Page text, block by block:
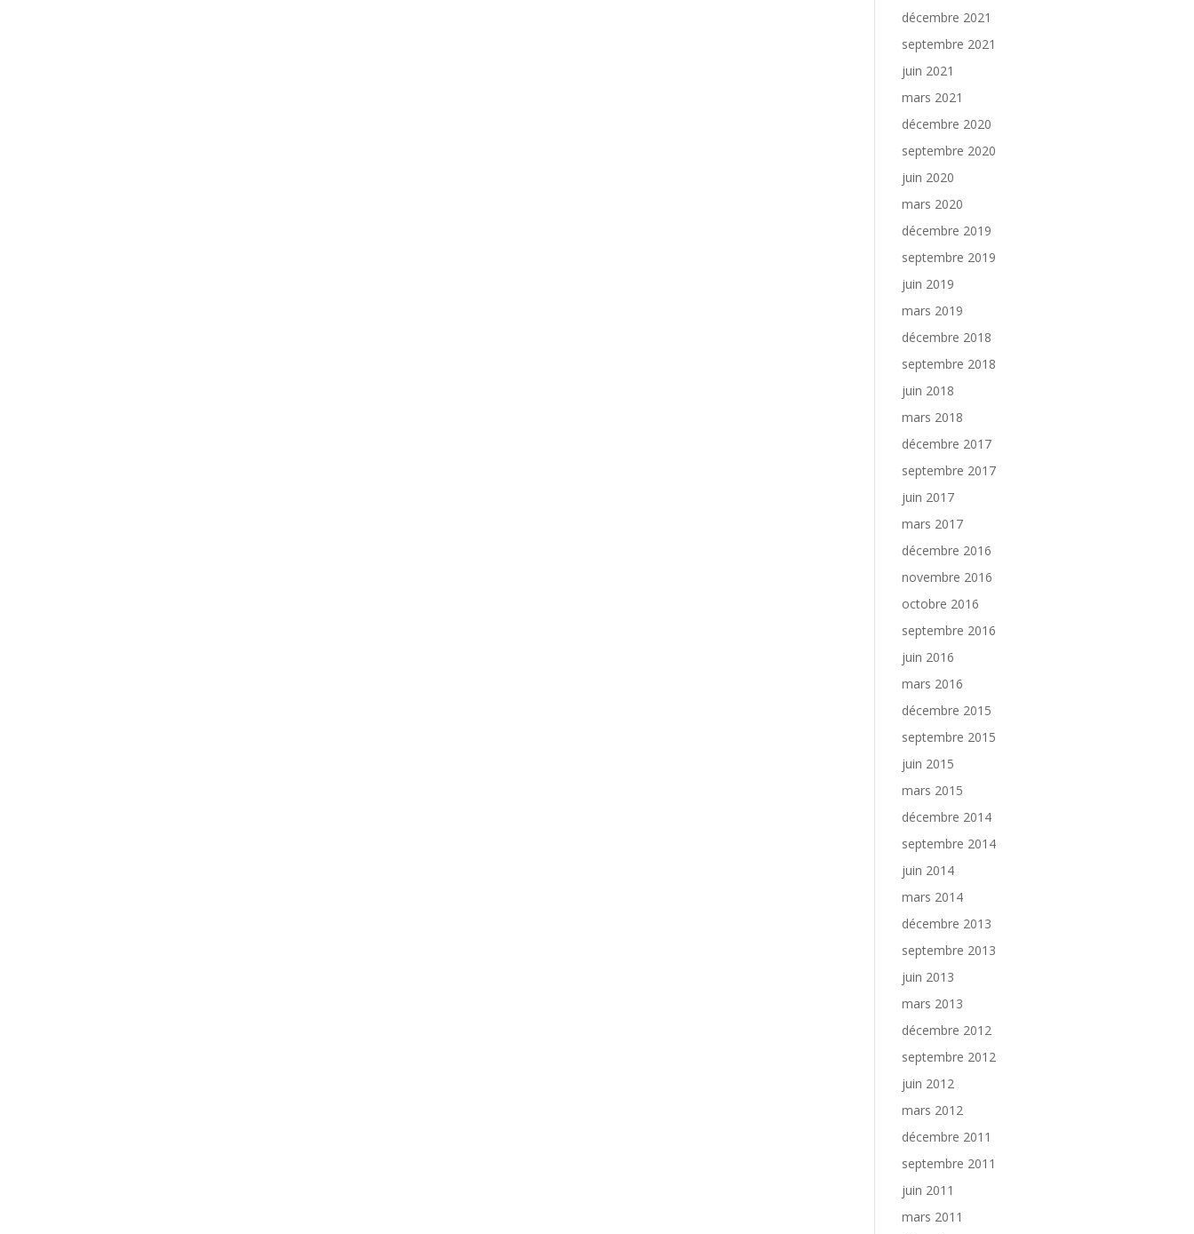
décembre 2021
septembre 2021
juin 2021
mars 2021
décembre 2020
septembre 2020
juin 2020
mars 2020
décembre 2019
septembre 2019
juin 2019
mars 2019
décembre 2018
septembre 2018
juin 2018
mars 2018
décembre 2017
septembre 2017
juin 2017
mars 2017
décembre 2016
novembre 2016
octobre 2016
septembre 2016
juin 2016
mars 2016
décembre 2015
septembre 2015
juin 2015
mars 2015
décembre 2014
septembre 2014
juin 2014
mars 2014
décembre 2013
septembre 2013
juin 2013
mars 2013
décembre 2012
septembre 2012
juin 2012
mars 2012
décembre 2011
septembre 2011
juin 2011
mars 2011